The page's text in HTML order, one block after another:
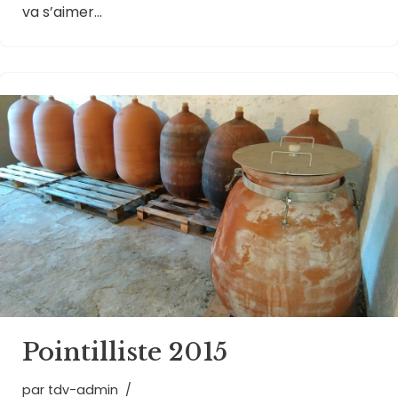
va s’aimer…
Pointilliste 2015
par tdv-admin